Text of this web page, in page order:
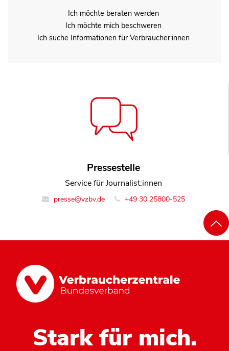
Ich möchte beraten werden
Ich möchte mich beschweren
Ich suche Informationen für Verbraucher:innen
Pressestelle
Service für Journalist:innen
presse@vzbv.de +49 30 25800-525
Stark für mich.